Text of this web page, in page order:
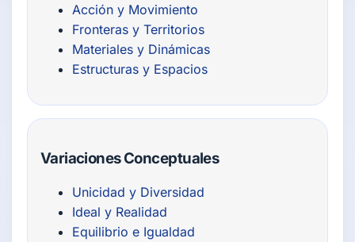
Acción y Movimiento
Fronteras y Territorios
Materiales y Dinámicas
Estructuras y Espacios
Variaciones Conceptuales
Unicidad y Diversidad
Ideal y Realidad
Equilibrio e Igualdad